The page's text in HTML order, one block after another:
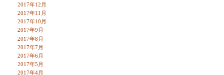
2017年12月
2017年11月
2017年10月
2017年9月
2017年8月
2017年7月
2017年6月
2017年5月
2017年4月